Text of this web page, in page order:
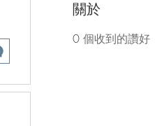
關於
0 個收到的讚好